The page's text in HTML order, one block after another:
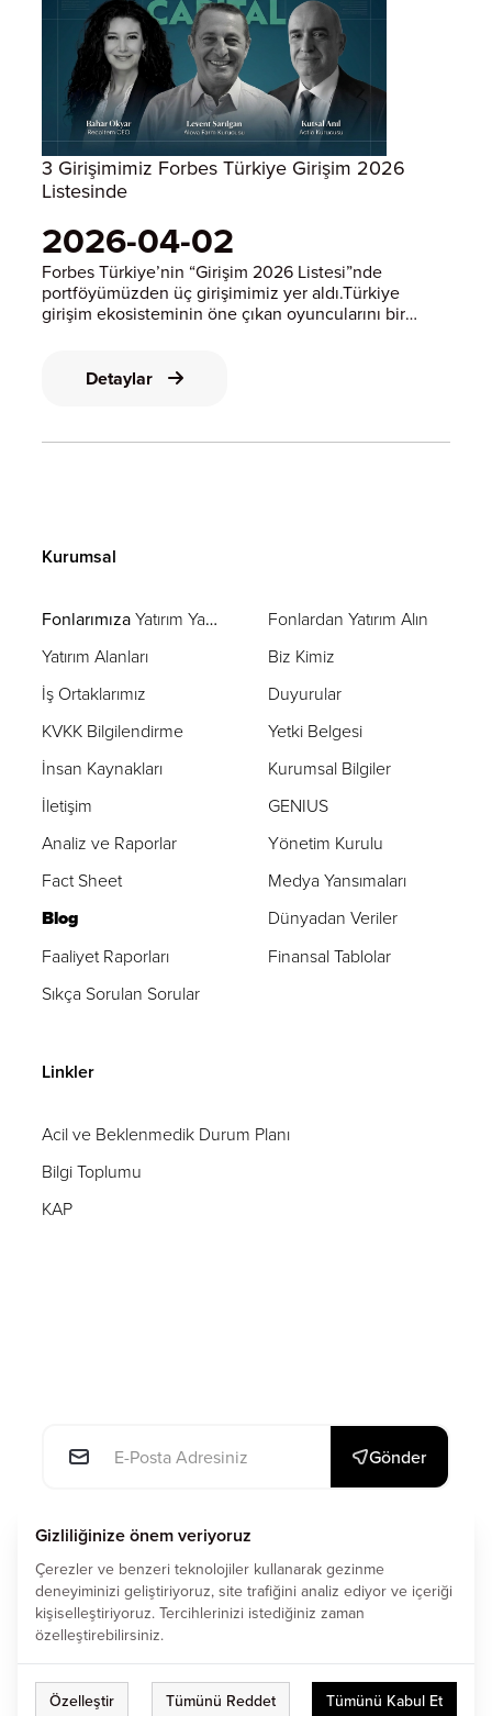
3 Girişimimiz Forbes Türkiye Girişim 2026
Listesinde
2026-04-02
Forbes Türkiye’nin “Girişim 2026 Listesi”nde
portföyümüzden üç girişimimiz yer aldı.Türkiye
girişim ekosisteminin öne çıkan oyuncularını bir
birleştirerek yüksek katma değerli yabanmersin
Detaylar
Kurumsal
FonlarımızaYatırım Yapın
Fonlardan Yatırım Alın
Yatırım Alanları
Biz Kimiz
İş Ortaklarımız
Duyurular
KVKK Bilgilendirme
Yetki Belgesi
İnsan Kaynakları
Kurumsal Bilgiler
İletişim
GENIUS
Analiz ve Raporlar
Yönetim Kurulu
Fact Sheet
Medya Yansımaları
Blog
Dünyadan Veriler
Faaliyet Raporları
Finansal Tablolar
Sıkça Sorulan Sorular
Linkler
Acil ve Beklenmedik Durum Planı
Bilgi Toplumu
KAP
E-posta: * Gönder
Privacy PolicyandTerms of Service
Çerez Tercihlerini Düzenle
All Right Reserved. © 2024
Gizliliğinize önem veriyoruz
Çerezler ve benzeri teknolojiler kullanarak gezinme
deneyiminizi geliştiriyoruz, site trafiğini analiz ediyor ve içeriği
kişiselleştiriyoruz. Tercihlerinizi istediğiniz zaman
özelleştirebilirsiniz.
Özelleştir Tümünü Reddet Tümünü Kabul Et